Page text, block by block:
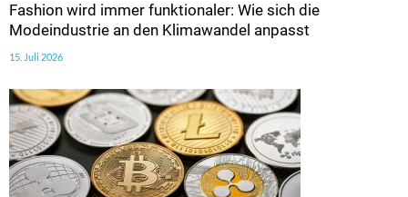
Fashion wird immer funktionaler: Wie sich die
Modeindustrie an den Klimawandel anpasst
15. Juli 2026